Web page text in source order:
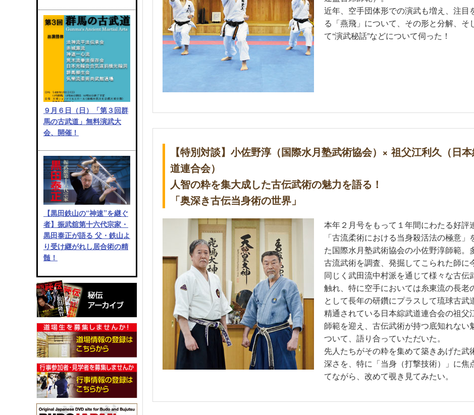
９月６日（日）「第３回群
馬の古武道」無料演武大
会、開催！
【黒田鉄山の“神速”を継ぐ
者】振武舘第十六代宗家・
黒田泰正が語る 父・鉄山よ
り受け継がれし居合術の精
髄！
近年、空手団体形での演武も増え、注目
る「燕飛」について、その形と分解、そ
て“演武秘話”などについて伺った！
【特別対談】小佐野淳（国際水月塾武術協会）× 祖父江利久（日
道連合会）
人智の粋を集大成した古伝武術の魅力を語る！
「奥深き古伝当身術の世界」
本年２月号をもって１年間にわたる好評
「古流柔術における当身殺活法の極意」
た国際水月塾武術協会の小佐野淳師範。
古流武術を調査、発掘してこられた師に
同じく武田流中村派を通じて様々な古伝
触れ、特に空手においては糸東流の長老
として長年の研鑽にプラスして琉球古武
精通されている日本綜武道連合会の祖父
師範を迎え、古伝武術が持つ底知れない
ついて、語り合っていただいた。
先人たちがその粋を集めて築きあげた武
深さを、特に「当身（打撃技術）」に焦
てながら、改めて覗き見てみたい。